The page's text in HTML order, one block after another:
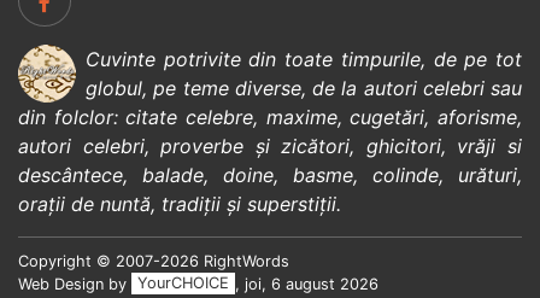
Cuvinte potrivite din toate timpurile, de pe tot
globul, pe teme diverse, de la autori celebrisau
din folclor:citate celebre, maxime,cugetări,aforisme,
autori celebri,proverbe și zicători, ghicitori, vrăji si
descântece, balade, doine, basme, colinde, urături,
orații de nuntă, tradiții și superstiții.
Copyright © 2007-2026 RightWords
Web Design by
YourCHOICE , joi, 6 august 2026